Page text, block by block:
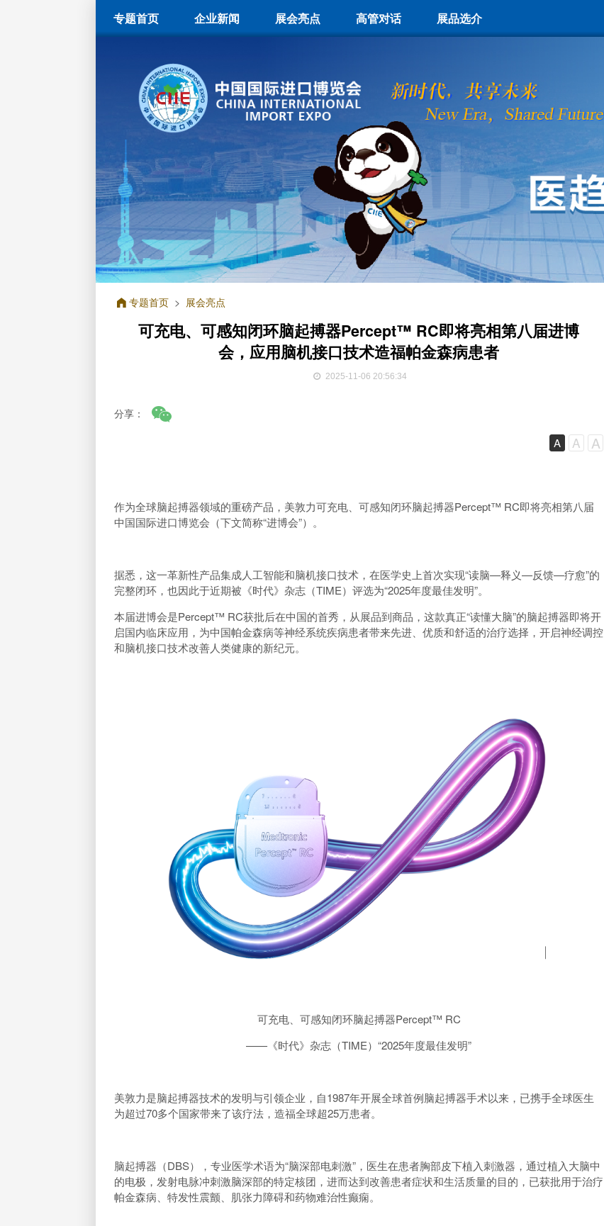
专题首页 企业新闻 展会亮点 高管对话 展品选介
专题首页 > 展会亮点
可充电、可感知闭环脑起搏器Percept™ RC即将亮相第八届进博
会，应用脑机接口技术造福帕金森病患者
2025-11-06 20:56:34
分享：
A
A A
作为全球脑起搏器领域的重磅产品，美敦力可充电、可感知闭环脑起搏器Percept™ RC即将亮相第八届
中国国际进口博览会（下文简称“进博会”）。
据悉，这一革新性产品集成人工智能和脑机接口技术，在医学史上首次实现“读脑—释义—反馈—疗愈”的
完整闭环，也因此于近期被《时代》杂志（TIME）评选为“2025年度最佳发明”。
本届进博会是Percept™ RC获批后在中国的首秀，从展品到商品，这款真正“读懂大脑”的脑起搏器即将开
启国内临床应用，为中国帕金森病等神经系统疾病患者带来先进、优质和舒适的治疗选择，开启神经调控
和脑机接口技术改善人类健康的新纪元。
可充电、可感知闭环脑起搏器Percept™ RC
——《时代》杂志（TIME）“2025年度最佳发明”
美敦力是脑起搏器技术的发明与引领企业，自1987年开展全球首例脑起搏器手术以来，已携手全球医生
为超过70多个国家带来了该疗法，造福全球超25万患者。
脑起搏器（DBS），专业医学术语为“脑深部电刺激”，医生在患者胸部皮下植入刺激器，通过植入大脑中
的电极，发射电脉冲刺激脑深部的特定核团，进而达到改善患者症状和生活质量的目的，已获批用于治疗
帕金森病、特发性震颤、肌张力障碍和药物难治性癫痫。